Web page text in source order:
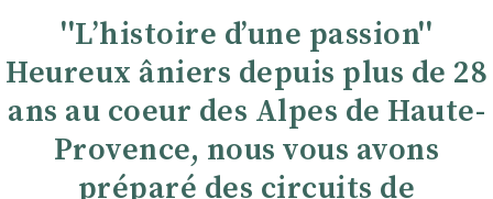
''Lʼhistoire dʼune passion''
Heureux âniers depuis plus de 28
ans au coeur des Alpes de Haute-
Provence, nous vous avons
préparé des circuits de